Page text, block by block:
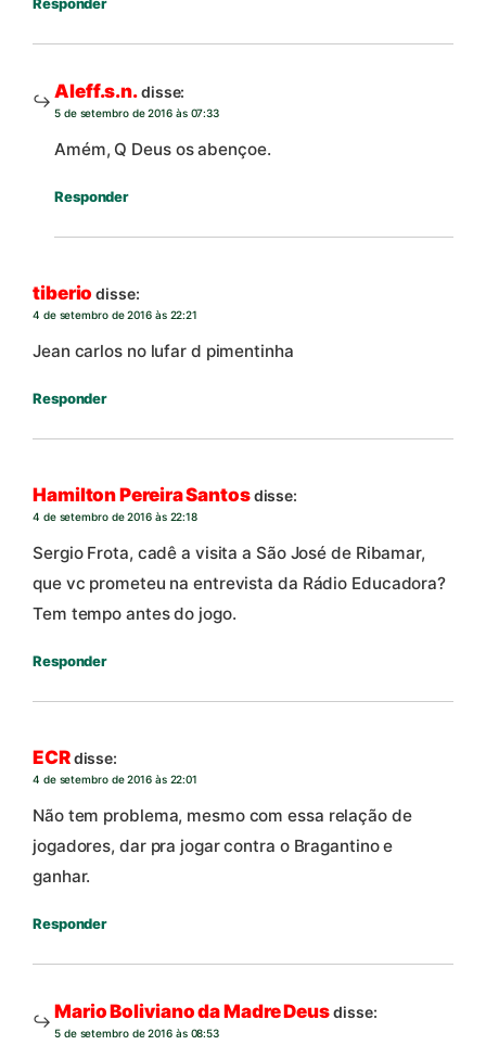
Aleff.s.n.disse:
5 de setembro de 2016 às 07:33
Amém, Q Deus os abençoe.
Responder
tiberio disse:
4 de setembro de 2016 às 22:21
Jean carlos no lufar d pimentinha
Responder
Hamilton Pereira Santosdisse:
4 de setembro de 2016 às 22:18
Sergio Frota, cadê a visita a São José de Ribamar,
que vc prometeu na entrevista da Rádio Educadora?
Tem tempo antes do jogo.
Responder
ECRdisse:
4 de setembro de 2016 às 22:01
Não tem problema, mesmo com essa relação de
jogadores, dar pra jogar contra o Bragantino e
ganhar.
Responder
Mario Boliviano da Madre Deusdisse:
5 de setembro de 2016 às 08:53